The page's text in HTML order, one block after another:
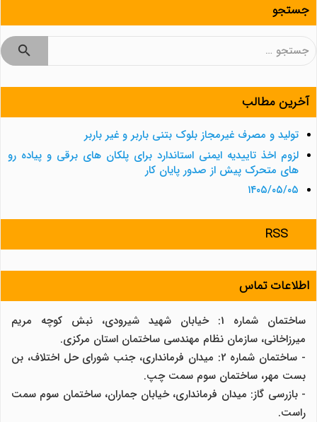
جستجو
جستجو
آخرین مطالب
تولید و مصرف غیرمجاز بلوک بتنی باربر و غیر باربر
لزوم اخذ تاییدیه ایمنی استاندارد برای پلکان های برقی و پیاده رو
های متحرک پیش از صدور پایان کار
۱۴۰۵/۰۵/۰۵
RSS
اطلاعات تماس
ساختمان شماره 1: خیابان شهید شیرودی، نبش کوچه مریم
میرزاخانی، سازمان نظام مهندسی ساختمان استان مرکزی.
- ساختمان شماره 2: میدان فرمانداری، جنب شورای حل اختلاف، بن
بست مهر، ساختمان سوم سمت چپ.
- بازرسی گاز: میدان فرمانداری، خیابان جماران، ساختمان سوم سمت
راست.